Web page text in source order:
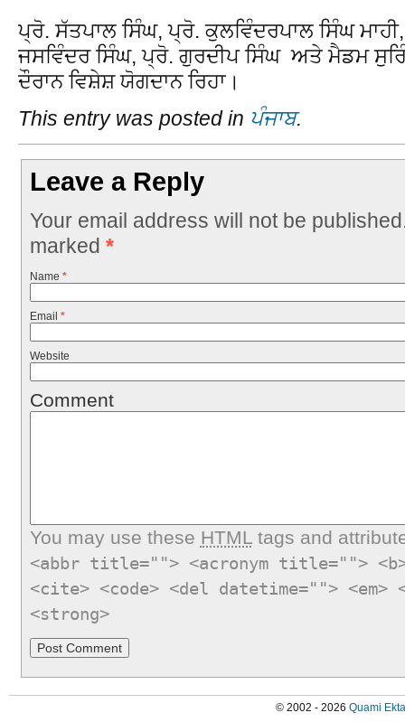
ਪ੍ਰੋ. ਸੱਤਪਾਲ ਸਿੰਘ, ਪ੍ਰੋ. ਕੁਲਵਿੰਦਰਪਾਲ ਸਿੰਘ
ਜਸਵਿੰਦਰ ਸਿੰਘ, ਪ੍ਰੋ. ਗੁਰਦੀਪ ਸਿੰਘ ਅਤੇ ਮੈਡਮ
ਦੌਰਾਨ ਵਿਸ਼ੇਸ਼ ਯੋਗਦਾਨ ਰਿਹਾ।
This entry was posted in ਪੰਜਾਬ.
Leave a Reply
Your email address will not be
marked *
Name *
Email *
Website
Comment
You may use these HTMLtags and
<abbr title=""> <acronym title="">
<cite> <code> <del datetime="">
<strong>
© 2002 - 2026 Quami